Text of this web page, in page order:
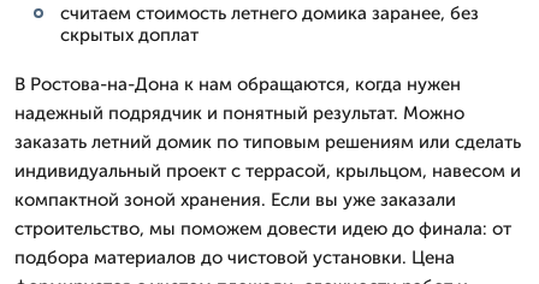
считаем стоимость летнего домика заранее, без
скрытых доплат
В Ростова-на-Дона к нам обращаются, когда нужен
надежный подрядчик и понятный результат. Можно
заказать летний домик по типовым решениям или сделать
индивидуальный проект с террасой, крыльцом, навесом и
компактной зоной хранения. Если вы уже заказали
строительство, мы поможем довести идею до финала: от
подбора материалов до чистовой установки. Цена